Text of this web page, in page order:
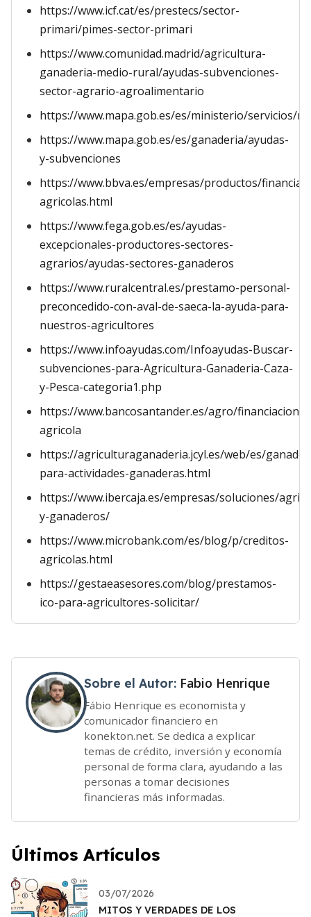
https://www.icf.cat/es/prestecs/sector-
primari/pimes-sector-primari
https://www.comunidad.madrid/agricultura-
ganaderia-medio-rural/ayudas-subvenciones-
sector-agrario-agroalimentario
https://www.mapa.gob.es/es/ministerio/servicios/
https://www.mapa.gob.es/es/ganaderia/ayudas-
y-subvenciones
https://www.bbva.es/empresas/productos/
agricolas.html
https://www.fega.gob.es/es/ayudas-
excepcionales-productores-sectores-
agrarios/ayudas-sectores-ganaderos
https://www.ruralcentral.es/prestamo-personal-
preconcedido-con-aval-de-saeca-la-ayuda-para-
nuestros-agricultores
https://www.infoayudas.com/Infoayudas-Buscar-
subvenciones-para-Agricultura-Ganaderia-Caza-
y-Pesca-categoria1.php
https://www.bancosantander.es/agro/financiacion-
agricola
https://agriculturaganaderia.jcyl.es/web/es/
para-actividades-ganaderas.html
https://www.ibercaja.es/empresas/soluciones/
y-ganaderos/
https://www.microbank.com/es/blog/p/creditos-
agricolas.html
https://gestaeasesores.com/blog/prestamos-
ico-para-agricultores-solicitar/
Sobre el Autor: Fabio Henrique
Fábio Henrique es economista y
comunicador financiero en
konekton.net. Se dedica a explicar
temas de crédito, inversión y economía
personal de forma clara, ayudando a las
personas a tomar decisiones
financieras más informadas.
Últimos Artículos
03/07/2026
MITOS Y VERDADES DE LOS